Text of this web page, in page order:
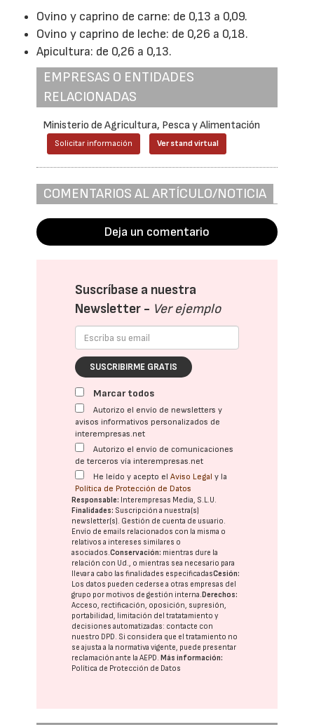
Ovino y caprino de carne: de 0,13 a 0,09.
Ovino y caprino de leche: de 0,26 a 0,18.
Apicultura: de 0,26 a 0,13.
EMPRESAS O ENTIDADES
RELACIONADAS
Ministerio de Agricultura, Pesca y Alimentación
Solicitar información Ver stand virtual
COMENTARIOS AL ARTÍCULO/NOTICIA
Deja un comentario
Suscríbase a nuestra
Newsletter - Ver ejemplo
SUSCRIBIRME GRATIS
Marcar todos
Autorizo el envío de newsletters y
avisos informativos personalizados de
interempresas.net
Autorizo el envío de comunicaciones
de terceros vía interempresas.net
He leído y acepto elAviso Legal y la
Política de Protección de Datos
Responsable: Interempresas Media, S.L.U.
Finalidades: Suscripción a nuestra(s)
newsletter(s). Gestión de cuenta de usuario.
Envío de emails relacionados con la misma o
relativos a intereses similares o
asociados.Conservación: mientras dure la
relación con Ud., o mientras sea necesario para
llevar a cabo las finalidades especificadasCesión:
Los datos pueden cederse a otras empresas del
grupo por motivos de gestión interna. Derechos:
Acceso, rectificación, oposición, supresión,
portabilidad, limitación del tratatamiento y
decisiones automatizadas: contacte con
nuestro DPD. Si considera que el tratamiento no
se ajusta a la normativa vigente, puede presentar
reclamación ante laAEPD. Más información:
Política de Protección de Datos